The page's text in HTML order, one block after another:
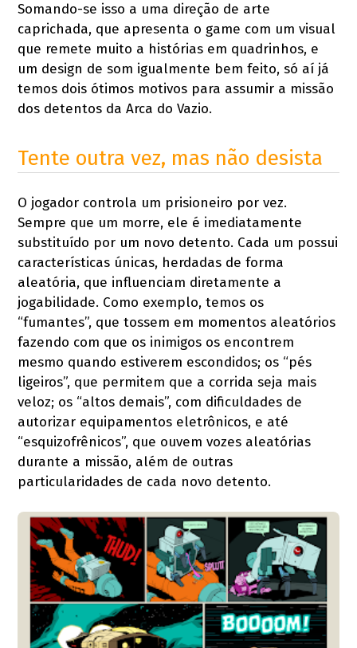
Somando-se isso a uma direção de arte
caprichada, que apresenta o game com um visual
que remete muito a histórias em quadrinhos, e
um design de som igualmente bem feito, só aí já
temos dois ótimos motivos para assumir a missão
dos detentos da Arca do Vazio.
Tente outra vez, mas não desista
O jogador controla um prisioneiro por vez.
Sempre que um morre, ele é imediatamente
substituído por um novo detento. Cada um possui
características únicas, herdadas de forma
aleatória, que influenciam diretamente a
jogabilidade. Como exemplo, temos os
“fumantes”, que tossem em momentos aleatórios
fazendo com que os inimigos os encontrem
mesmo quando estiverem escondidos; os “pés
ligeiros”, que permitem que a corrida seja mais
veloz; os “altos demais”, com dificuldades de
autorizar equipamentos eletrônicos, e até
“esquizofrênicos”, que ouvem vozes aleatórias
durante a missão, além de outras
particularidades de cada novo detento.